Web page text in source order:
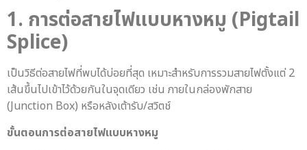
1. การต่อสายไฟแบบหางหมู (Pigtail
Splice)
เป็นวิธีต่อสายไฟที่พบได้บ่อยที่สุด เหมาะสำหรับการรวมสายไฟตั้งแต่ 2
เส้นขึ้นไปเข้าไว้ด้วยกันในจุดเดียว เช่น ภายในกล่องพักสาย
(Junction Box) หรือหลังเต้ารับ/สวิตช์
ขั้นตอนการต่อสายไฟแบบหางหมู